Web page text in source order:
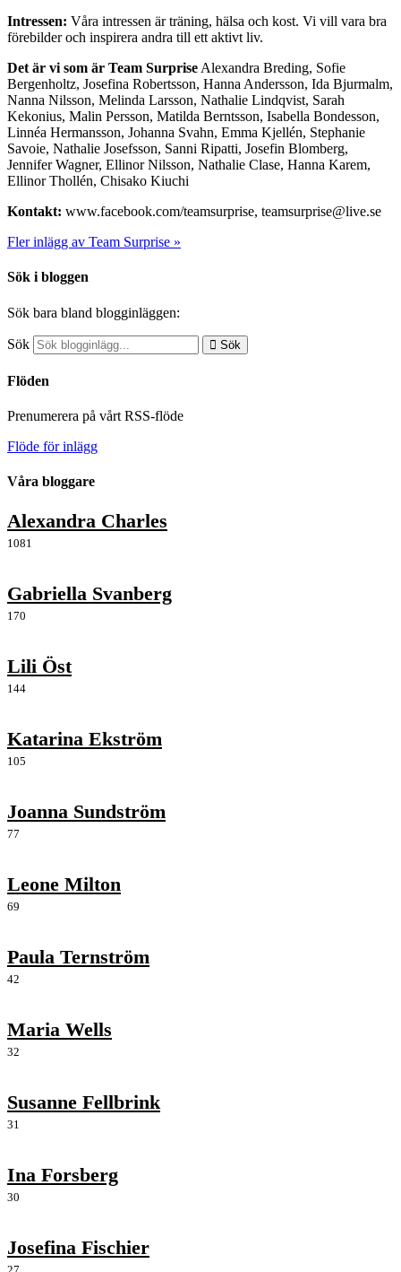
Intressen: Våra intressen är träning, hälsa och kost. Vi vill vara bra
förebilder och inspirera andra till ett aktivt liv.
Det är vi som är Team Surprise Alexandra Breding, Sofie
Bergenholtz, ­Josefina Robertsson, Hanna Andersson, Ida Bjurmalm,
Nanna Nilsson, Melinda Larsson, Nathalie Lindqvist, Sarah
Kekonius, Malin ­Persson, Matilda Berntsson, Isabella Bondesson,
Linnéa Hermansson, Johanna Svahn, Emma Kjellén, Stephanie
Savoie, Nathalie Josefsson, Sanni Ripatti, Josefin Blomberg,
Jennifer Wagner, Ellinor Nilsson, Nathalie Clase, Hanna Karem,
Ellinor Thollén, Chisako Kiuchi
Kontakt: www.facebook.com/teamsurprise, teamsurprise@live.se
Fler inlägg av Team Surprise »
Sök i bloggen
Sök bara bland blogginläggen:
Sök Sök
Flöden
Prenumerera på vårt RSS-flöde
Flöde för inlägg
Våra bloggare
Alexandra Charles
1081
Gabriella Svanberg
170
Lili Öst
144
Katarina Ekström
105
Joanna Sundström
77
Leone Milton
69
Paula Ternström
42
Maria Wells
32
Susanne Fellbrink
31
Ina Forsberg
30
Josefina Fischier